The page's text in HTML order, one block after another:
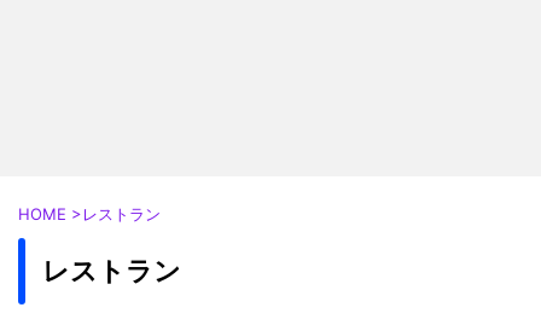
HOME >レストラン
レストラン